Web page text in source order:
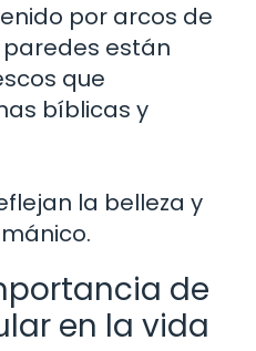
por arcos de
están
que
bíblicas y
la belleza y
de
en la vida